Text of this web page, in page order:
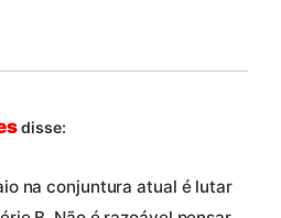
disse:
na conjuntura atual é lutar